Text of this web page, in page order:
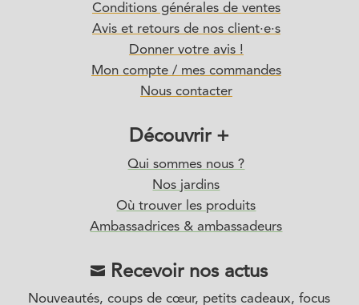
Conditions générales de ventes
Avis et retours de nos client·e·s
Donner votre avis !
Mon compte / mes commandes
Nous contacter
Découvrir +
Qui sommes nous ?
Nos jardins
Où trouver les produits
Ambassadrices & ambassadeurs
 Recevoir nos actus
Nouveautés, coups de cœur, petits cadeaux, focus